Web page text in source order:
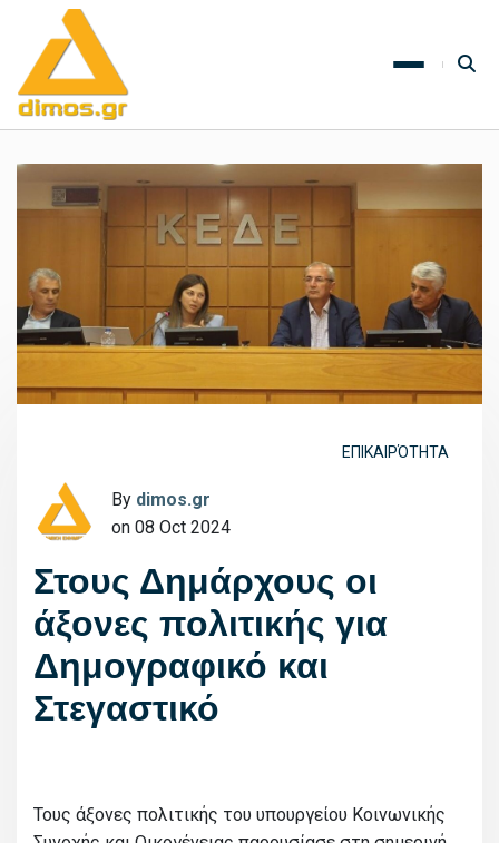
ΕΠΙΚΑΙΡΌΤΗΤΑ
By dimos.gr
on 08 Oct 2024
Στους Δημάρχους οι
άξονες πολιτικής για
Δημογραφικό και
Στεγαστικό
Τους άξονες πολιτικής του υπουργείου Κοινωνικής